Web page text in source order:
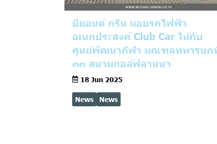
บียอนด์ กรีน มอบรถไฟฟ้า
อเนกประสงค์ Club Car ให้กับ
ศูนย์พัฒนากีฬา มณฑลทหารบก
๓๓ สนามกอล์ฟลานนา
18 Jun 2025
News News